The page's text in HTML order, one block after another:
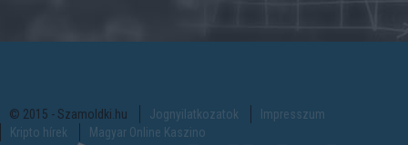
© 2015 - Szamoldki.hu Jognyilatkozatok
Impresszum
Kripto hírek
Magyar Online Kaszino